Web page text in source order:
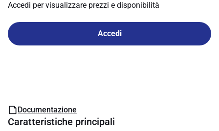
Accedi per visualizzare prezzi e disponibilità
Accedi
Documentazione
Caratteristiche principali